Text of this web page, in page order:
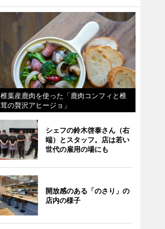
椎葉産鹿肉を使った「鹿肉コンフィと椎
茸の贅沢アヒージョ」
シェフの鈴木啓泰さん（右
端）とスタッフ。店は若い
世代の雇用の場にも
開放感のある「のさり」の
店内の様子